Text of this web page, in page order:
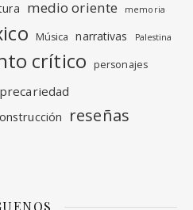
medio oriente memoria
Música narrativas Palestina
crítico personajes
precariedad
reseñas